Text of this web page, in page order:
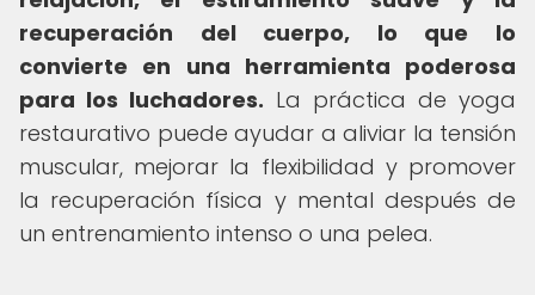
recuperación del cuerpo, lo que lo
convierte en una herramienta poderosa
para los luchadores. La práctica de yoga
restaurativo puede ayudar a aliviar la tensión
muscular, mejorar la flexibilidad y promover
la recuperación física y mental después de
un entrenamiento intenso o una pelea.